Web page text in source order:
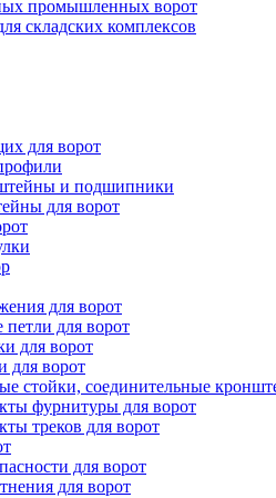
промышленных ворот
складских комплексов
для ворот
и подшипники
для ворот
для ворот
для ворот
для ворот
для ворот
стойки, соединительные
фурнитуры для ворот
треков для ворот
для ворот
для ворот